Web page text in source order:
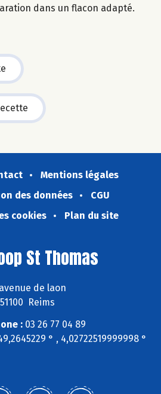
dans un flacon adapté.
Mentions légales
des données
CGU
cookies
Plan du site
St Thomas
de laon
51100 Reims
:03 26 77 04 89
° , 4,02722519999998 °